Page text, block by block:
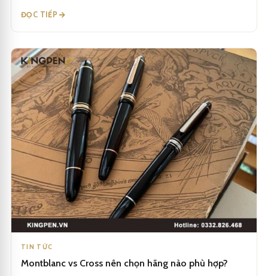
ĐỌC TIẾP
TIN TỨC
Montblanc vs Cross nên chọn hãng nào phù hợp?